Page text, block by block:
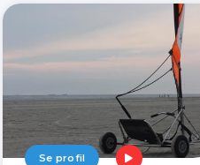
Se profil